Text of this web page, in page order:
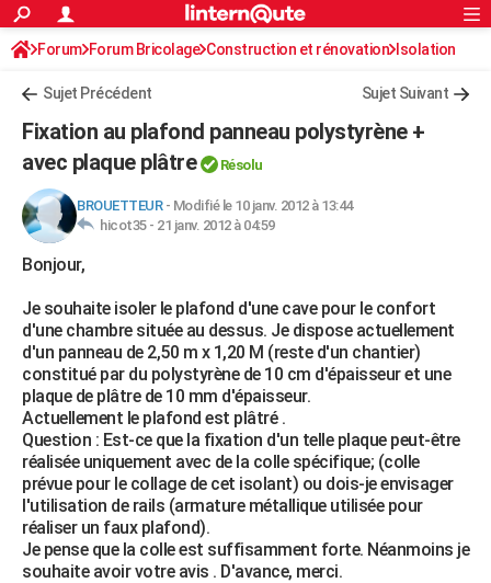
ACTUALITÉS
Politique
Société
Faits Divers
Education
Monde
Villes
+
Programme TV
Streaming
Sorties cinéma
FINANCE
Retraite
Impôts
Epargne
Immobilier
Risques naturels par ville
Banque
Assurance
Crédit
AUTO
Essais
Réserver un essai
Citadines
Berlines
SUV
Forum auto
HIGH-TECH
Forum
Aménagement intérieur
Extérieur
Cuisine
Salle de bains
Jardinage
Rangement
WEEK-END
Guides de France
Escapades
Patrimoine
Expositions
Musées
Week-end nature
+LIFESTYLE
Art de vivre
Bien-être
Loisirs
Mode
Modes de vie
SANTE
Alimentation
Guide de la santé
Maladies
Médicaments
Sommeil
VOYAGE
Destinations
City break
Voyage nature
Voyage de noces
Forum
Climat
+PHOTO
GUIDES D'ACHAT
Rechercher
S'inscrire
Connexion
Forum Forum Bricolage Construction et rénovation Isolation
Sujet Précédent Sujet Suivant
Fixation au plafond panneau polystyrène +
avec plaque plâtre
Résolu
BROUETTEUR- Modifié le 10 janv. 2012 à 13:44
hicot35 - 21 janv. 2012 à 04:59
Bonjour,
Je souhaite isoler le plafond d'une cave pour le confort
d'une chambre située au dessus. Je dispose actuellement
d'un panneau de 2,50 m x 1,20 M (reste d'un chantier)
constitué par du polystyrène de 10 cm d'épaisseur et une
plaque de plâtre de 10 mm d'épaisseur.
Actuellement le plafond est plâtré .
Question : Est-ce que la fixation d'un telle plaque peut-être
réalisée uniquement avec de la colle spécifique; (colle
prévue pour le collage de cet isolant) ou dois-je envisager
l'utilisation de rails (armature métallique utilisée pour
réaliser un faux plafond).
Je pense que la colle est suffisamment forte. Néanmoins je
souhaite avoir votre avis . D'avance, merci.